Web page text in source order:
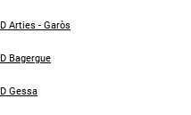
Arties - Garòs
Bagergue
Gessa